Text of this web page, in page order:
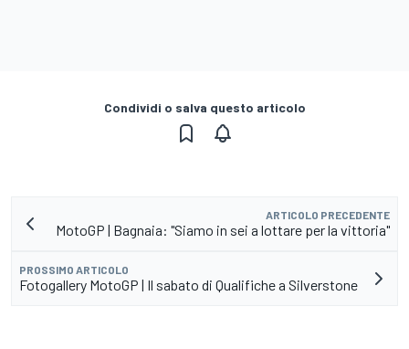
Condividi o salva questo articolo
ARTICOLO PRECEDENTE
MotoGP | Bagnaia: "Siamo in sei a lottare per la vittoria"
PROSSIMO ARTICOLO
Fotogallery MotoGP | Il sabato di Qualifiche a Silverstone